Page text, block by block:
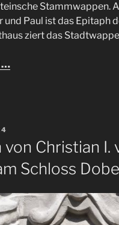
Stammwappen.
und Paul ist das Epitaph
ziert das
…
von Christian I.
Schloss